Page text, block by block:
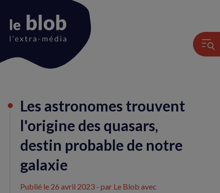
du
Les astronomes trouvent
l'origine des quasars,
destin probable de notre
galaxie
Publié le 26 avril 2023 - par Le Blob avec